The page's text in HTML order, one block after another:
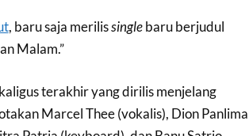
, baru saja merilissinglebaru berjudul
Malam.”
terakhir yang dirilis menjelang
Marcel Thee (vokalis), Dion Panlima